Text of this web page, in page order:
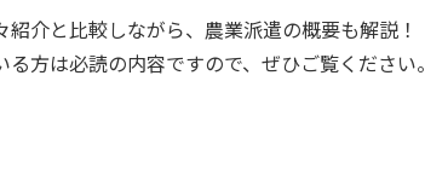
紹介と比較しながら、農業派遣の概要も解説！
方は必読の内容ですので、ぜひご覧ください。